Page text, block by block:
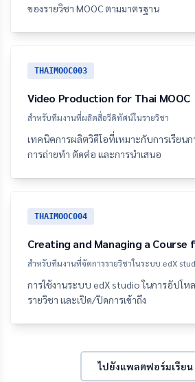
ของรายวิชา MOOC ตามมาตรฐาน
THAIMOOC003
Video Production for Thai MOOC
สำหรับทีมงานที่ผลิตสื่อวีดิทัศน์ในรายวิชา
เทคนิคการผลิตวิดีโอที่เหมาะกับการเรียน
การถ่ายทำ ตัดต่อ และการนำเสนอ
THAIMOOC004
Creating and Managing a Course
สำหรับทีมงานที่จัดการรายวิชาในระบบ edX
การใช้งานระบบ edX studio ในการอัปโห
รายวิชา และเปิด/ปิดการเข้าถึง
ไปยังแพลตฟอร์มเรียน